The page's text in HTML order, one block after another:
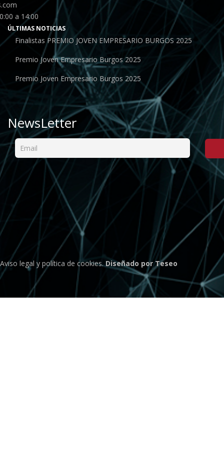
a 14:00
ÚLTIMAS NOTICIAS
Finalistas PREMIO JOVEN EMPRESARIO BURGOS 2025
Premio Joven Empresario Burgos 2025
Premio Joven Empresario Burgos 2025
NewsLetter
Aviso legal y política de cookies.Diseñado por Teseo